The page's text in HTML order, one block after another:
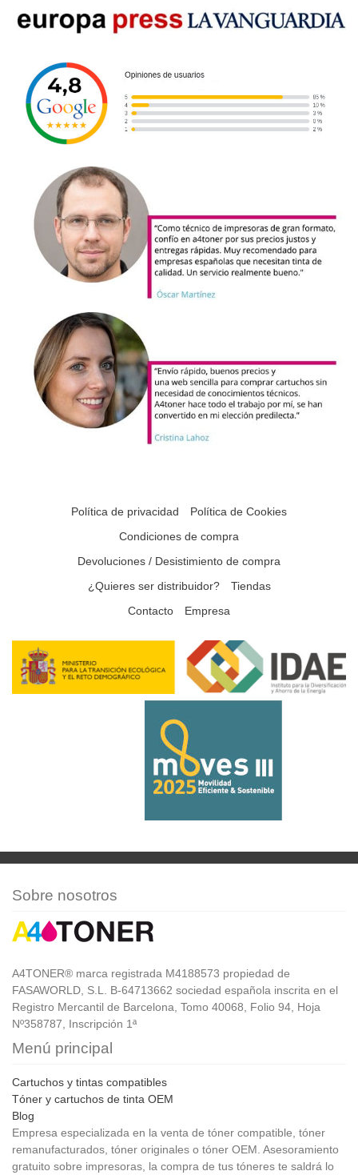
Política de privacidad
Política de Cookies
Condiciones de compra
Devoluciones / Desistimiento de compra
¿Quieres ser distribuidor?
Tiendas
Contacto
Empresa
Sobre nosotros
A4TONER® marca registrada M4188573 propiedad de
FASAWORLD, S.L. B-64713662 sociedad española inscrita en el
Registro Mercantil de Barcelona, Tomo 40068, Folio 94, Hoja
Nº358787, Inscripción 1ª
Menú principal
Cartuchos y tintas compatibles
Tóner y cartuchos de tinta OEM
Blog
Empresa especializada en la venta de tóner compatible, tóner
remanufacturados, tóner originales o tóner OEM. Asesoramiento
gratuito sobre impresoras, la compra de tus tóneres te saldrá lo